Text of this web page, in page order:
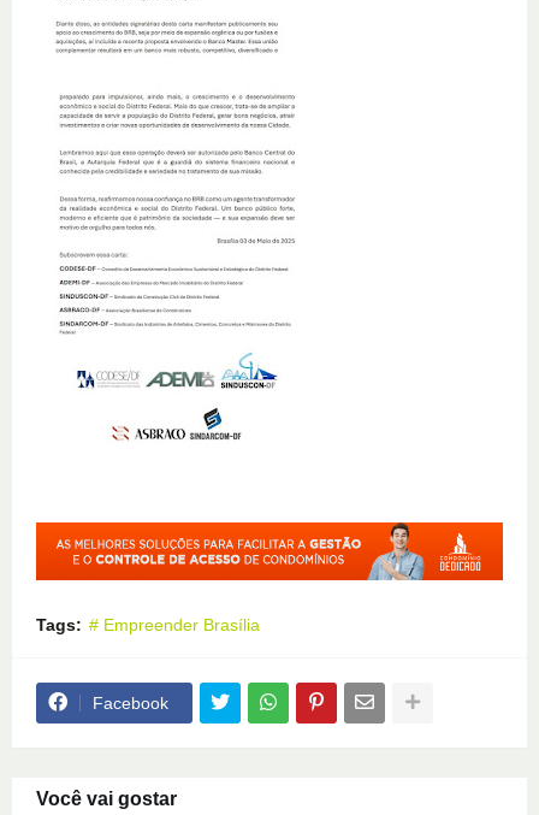
Tags: # Empreender Brasília
Facebook
Você vai gostar